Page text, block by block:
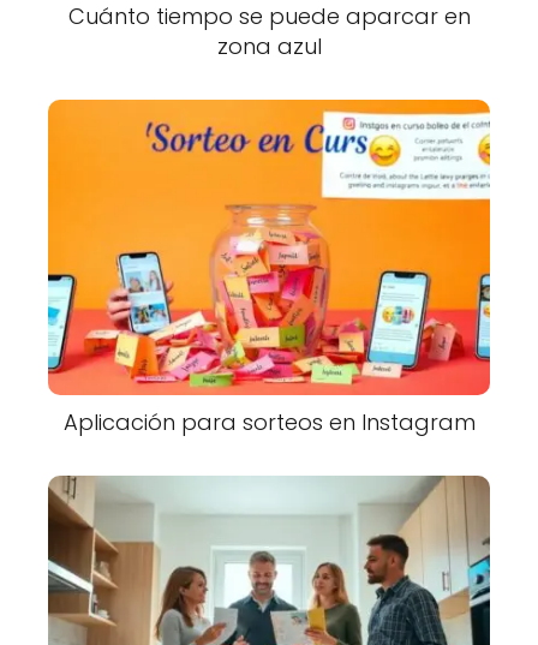
Cuánto tiempo se puede aparcar en
zona azul
Aplicación para sorteos en Instagram